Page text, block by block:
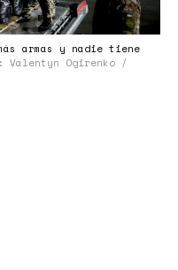
armas y nadie tiene
Valentyn Ogirenko /